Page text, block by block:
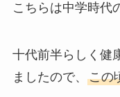
こちらは中学時代
十代前半らしく健
ましたので、 この